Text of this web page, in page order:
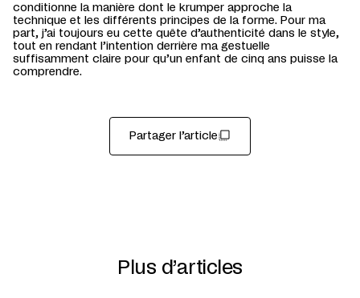
conditionne la manière dont le krumper approche la
technique et les différents principes de la forme. Pour ma
part, j’ai toujours eu cette quête d’authenticité dans le style,
tout en rendant l’intention derrière ma gestuelle
suffisamment claire pour qu’un enfant de cinq ans puisse la
comprendre.
Partager l’article
Plus d’articles